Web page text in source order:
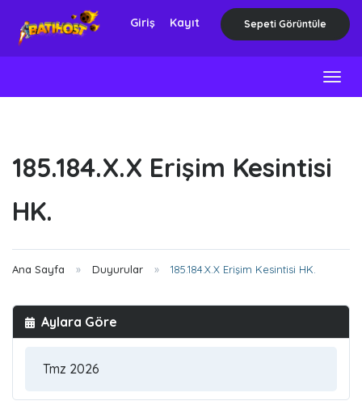
Giriş Kayıt Sepeti Görüntüle
185.184.X.X Erişim Kesintisi
HK.
Ana Sayfa Duyurular 185.184.X.X Erişim Kesintisi HK.
Aylara Göre